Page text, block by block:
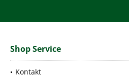
Shop Service
Kontakt